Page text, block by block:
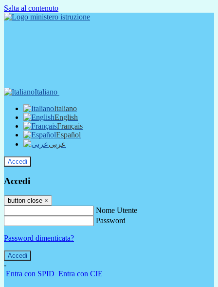
Salta al contenuto
Italiano
Italiano
English
Français
Español
عربى
Accedi
Accedi
button close ×
Nome Utente
Password
Password dimenticata?
-
Entra con SPID Entra con CIE